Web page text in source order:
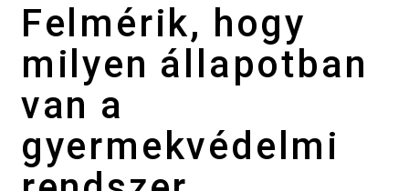
Felmérik, hogy
milyen állapotban
van a
gyermekvédelmi